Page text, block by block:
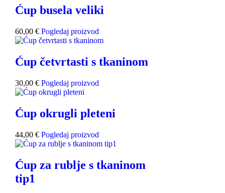
Ćup busela veliki
60,00 € Pogledaj proizvod
Ćup četvrtasti s tkaninom
30,00 € Pogledaj proizvod
Ćup okrugli pleteni
44,00 € Pogledaj proizvod
Ćup za rublje s tkaninom
tip1